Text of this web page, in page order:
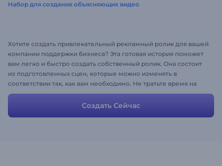
Набор для создания объясняющих видео
Хотите создать привлекательный рекламный ролик для вашей
компании поддержки бизнеса? Эта готовая история поможет
вам легко и быстро создать собственный ролик. Она состоит
из подготовленных сцен, которые можно изменять в
соответствии так, как вам необходимо. Не тратьте время на
генерирование новых идей. Используйте это готовое видео,
чтобы удивить аудиторию.Создать Сейчас